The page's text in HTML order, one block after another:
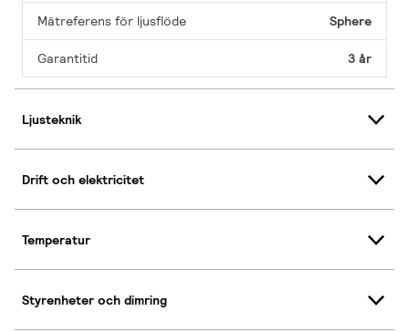
Mätreferens för ljusflöde Sphere
Garantitid 3 år
Ljusteknik
Drift och elektricitet
Temperatur
Styrenheter och dimring